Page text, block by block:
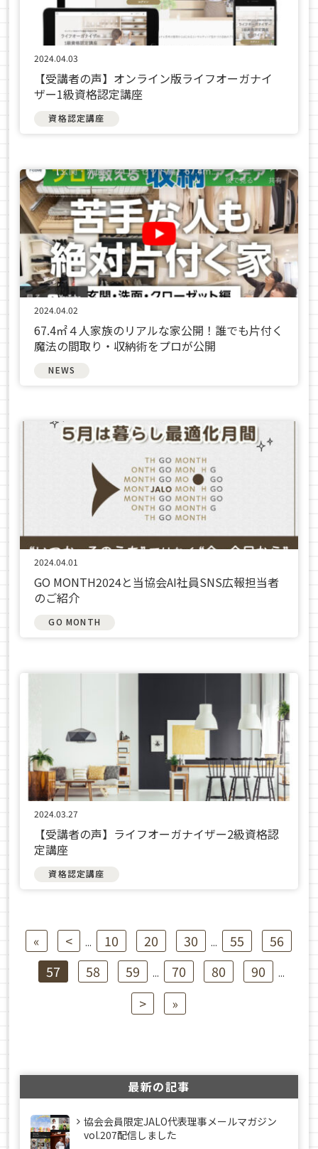
2024.04.03
【受講者の声】オンライン版ライフオーガナイ
ザー1級資格認定講座
資格認定講座
2024.04.02
67.4㎡４人家族のリアルな家公開！誰でも片付く
魔法の間取り・収納術をプロが公開
NEWS
2024.04.01
GO MONTH2024と当協会AI社員SNS広報担当者
のご紹介
GO MONTH
2024.03.27
【受講者の声】ライフオーガナイザー2級資格認
定講座
資格認定講座
« < ... 10 20 30 ... 55
56
57
58 59 ... 70 80 90 ...
> »
最新の記事
協会会員限定JALO代表理事メールマガジン
vol.207配信しました